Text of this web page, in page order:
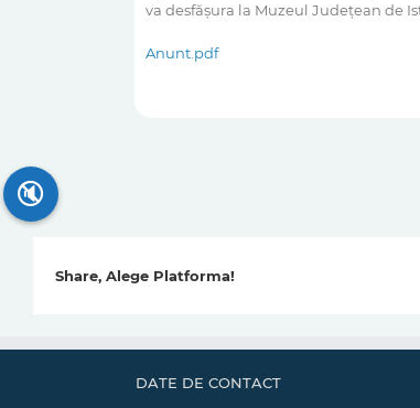
va desfășura la Muzeul Județean de
Anunt.pdf
Share, Alege Platforma!
DATE DE CONTACT
🔇